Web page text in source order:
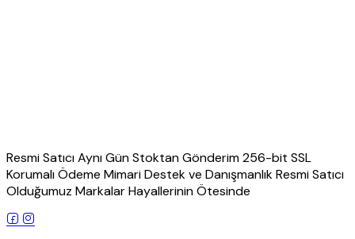
Resmi Satıcı Aynı Gün Stoktan Gönderim 256-bit SSL
Korumalı Ödeme Mimari Destek ve Danışmanlık Resmi Satıcı
Olduğumuz Markalar Hayallerinin Ötesinde